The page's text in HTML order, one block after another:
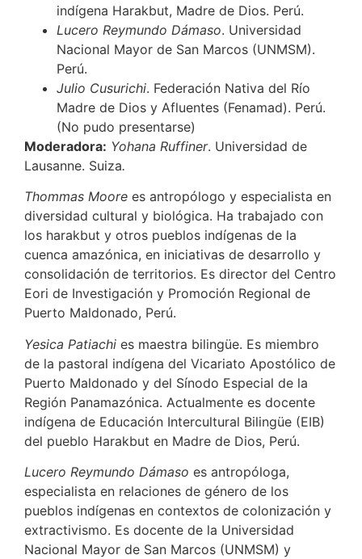
indígena Harakbut, Madre de Dios. Perú.
Lucero Reymundo Dámaso. Universidad
Nacional Mayor de San Marcos (UNMSM).
Perú.
Julio Cusurichi. Federación Nativa del Río
Madre de Dios y Afluentes (Fenamad). Perú.
(No pudo presentarse)
Moderadora: Yohana Ruffiner. Universidad de
Lausanne. Suiza.
Thommas Moore es antropólogo y especialista en
diversidad cultural y biológica. Ha trabajado con
los harakbut y otros pueblos indígenas de la
cuenca amazónica, en iniciativas de desarrollo y
consolidación de territorios. Es director del Centro
Eori de Investigación y Promoción Regional de
Puerto Maldonado, Perú.
Yesica Patiachi es maestra bilingüe. Es miembro
de la pastoral indígena del Vicariato Apostólico de
Puerto Maldonado y del Sínodo Especial de la
Región Panamazónica. Actualmente es docente
indígena de Educación Intercultural Bilingüe (EIB)
del pueblo Harakbut en Madre de Dios, Perú.
Lucero Reymundo Dámaso es antropóloga,
especialista en relaciones de género de los
pueblos indígenas en contextos de colonización y
extractivismo. Es docente de la Universidad
Nacional Mayor de San Marcos (UNMSM) y